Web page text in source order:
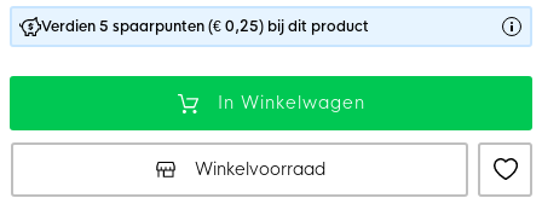
Verdien 5 spaarpunten (€ 0,25) bij dit product
In Winkelwagen
Winkelvoorraad